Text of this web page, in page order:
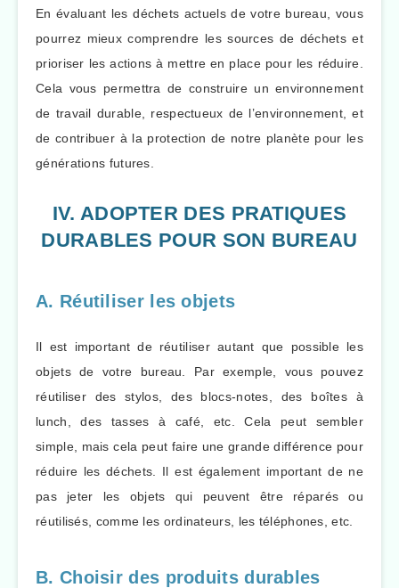
En évaluant les déchets actuels de votre bureau, vous
pourrez mieux comprendre les sources de déchets et
prioriser les actions à mettre en place pour les réduire.
Cela vous permettra de construire un environnement
de travail durable, respectueux de l’environnement, et
de contribuer à la protection de notre planète pour les
générations futures.
IV. ADOPTER DES PRATIQUES
DURABLES POUR SON BUREAU
A. Réutiliser les objets
Il est important de réutiliser autant que possible les
objets de votre bureau. Par exemple, vous pouvez
réutiliser des stylos, des blocs-notes, des boîtes à
lunch, des tasses à café, etc. Cela peut sembler
simple, mais cela peut faire une grande différence pour
réduire les déchets. Il est également important de ne
pas jeter les objets qui peuvent être réparés ou
réutilisés, comme les ordinateurs, les téléphones, etc.
B. Choisir des produits durables